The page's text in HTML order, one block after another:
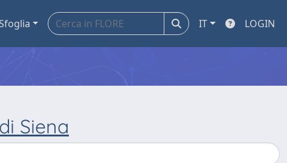
IT LOGIN
Siena